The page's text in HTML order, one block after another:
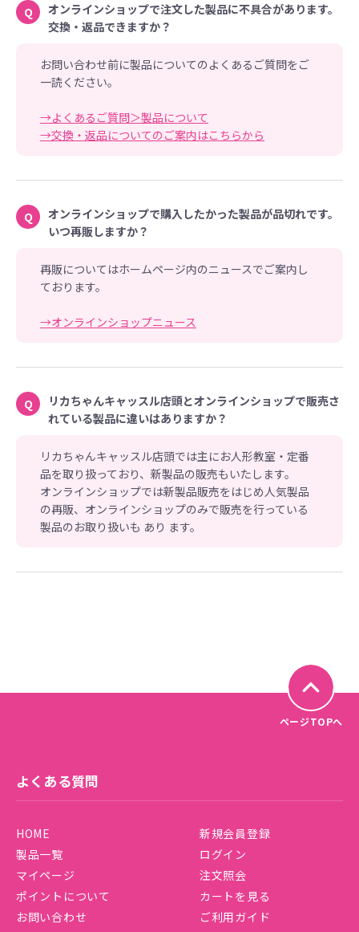
Q
オンラインショップで注文した製品に不具合があります。
交換・返品できますか？
お問い合わせ前に製品についてのよくあるご質問をご
一読ください。
→よくあるご質問＞製品について
→交換・返品についてのご案内はこちらから
Q
オンラインショップで購入したかった製品が品切れです。
いつ再販しますか？
再販についてはホームページ内のニュースでご案内し
ております。
→オンラインショップニュース
Q
リカちゃんキャッスル店頭とオンラインショップで販売さ
れている製品に違いはありますか？
リカちゃんキャッスル店頭では主にお人形教室・定番
品を取り扱っており、新製品の販売もいたします。
オンラインショップでは新製品販売をはじめ人気製品
の再販、オンラインショップのみで販売を行っている
製品のお取り扱いも あり ます。
ページTOPへ
よくある質問
HOME
製品一覧
マイページ
ポイントについて
お問い合わせ
新規会員登録
ログイン
注文照会
カートを見る
ご利用ガイド